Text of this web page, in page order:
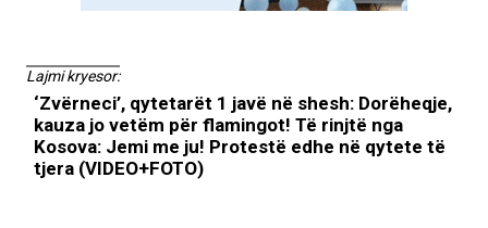
Lajmi kryesor:
‘Zvërneci’, qytetarët 1 javë në shesh: Dorëheqje,
kauza jo vetëm për flamingot! Të rinjtë nga
Kosova: Jemi me ju! Protestë edhe në qytete të
tjera (VIDEO+FOTO)